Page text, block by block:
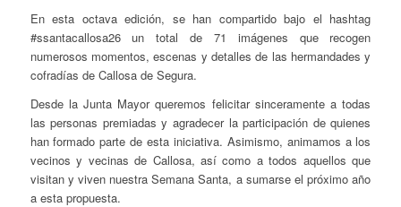
En esta octava edición, se han compartido bajo el hashtag
#ssantacallosa26 un total de 71 imágenes que recogen
numerosos momentos, escenas y detalles de las hermandades y
cofradías de Callosa de Segura.
Desde la Junta Mayor queremos felicitar sinceramente a todas
las personas premiadas y agradecer la participación de quienes
han formado parte de esta iniciativa. Asimismo, animamos a los
vecinos y vecinas de Callosa, así como a todos aquellos que
visitan y viven nuestra Semana Santa, a sumarse el próximo año
a esta propuesta.